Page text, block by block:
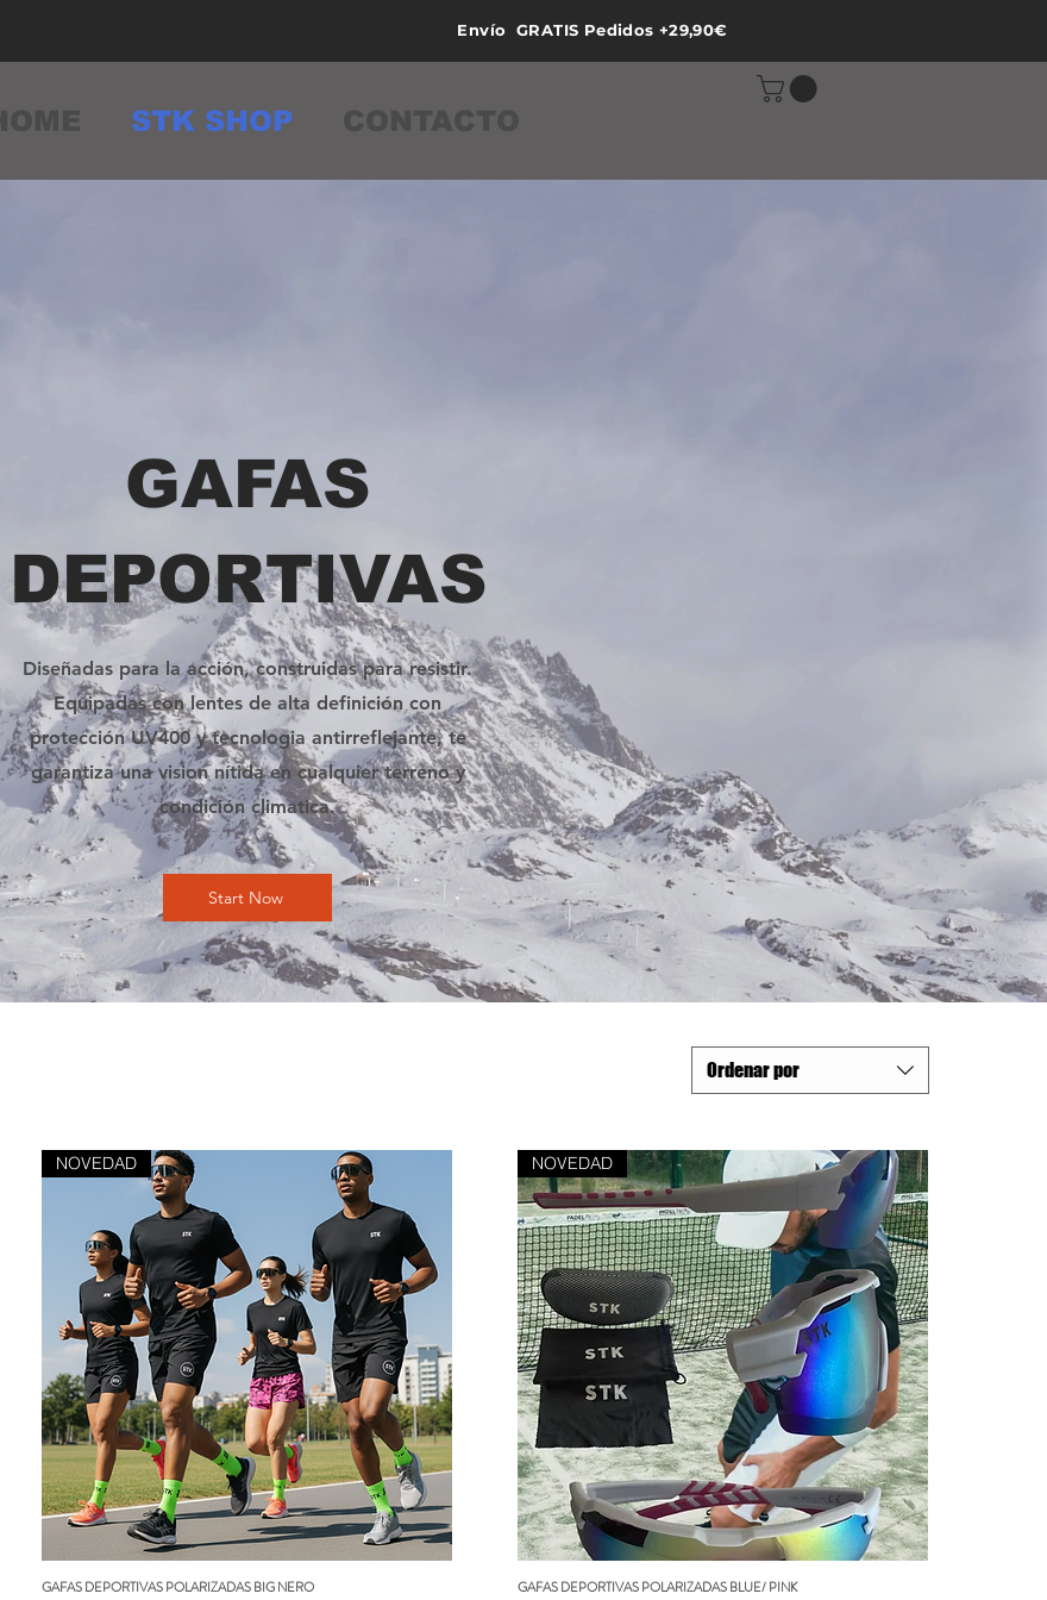
Envío GRATIS Pedidos +29,90€
HOME STK SHOP CONTACTO
GAFAS
DEPORTIVAS
Diseñadas para la acción, construidas para resistir.
Equipadas con lentes de alta definición con
protección UV400 y tecnologia antirreflejante, te
garantiza una vision nítida en cualquier terreno y
condición climatica.
Start Now
Ordenar por
Vista rápida
NOVEDAD
GAFAS DEPORTIVAS POLARIZADAS BIG NERO
Vista rápida
NOVEDAD
GAFAS DEPORTIVAS POLARIZADAS BLUE/ PINK